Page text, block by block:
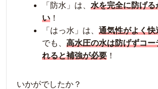
「防水」は、 水を完全に防げる
い ！
「はっ水」は、 通気性がよく快
でも、 高水圧の水は防げずコー
れると補強が必要 ！
いかがでしたか？